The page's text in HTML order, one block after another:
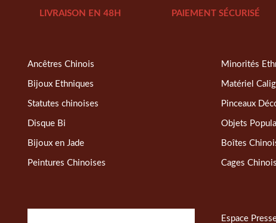
LIVRAISON EN 48H PAIEMENT SÉCURISÉ
Ancêtres Chinois
Bijoux Ethniques
Statutes chinoises
Disque Bi
Bijoux en Jade
Peintures Chinoises
Minorités
Matériel
Pinceaux
Objets
Boîtes
Cages
Espace